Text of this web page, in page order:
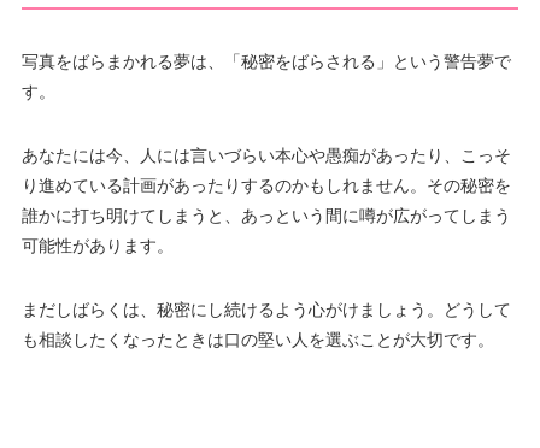
写真をばらまかれる夢は、「秘密をばらされる」という警告夢で
す。
あなたには今、人には言いづらい本心や愚痴があったり、こっそ
り進めている計画があったりするのかもしれません。その秘密を
誰かに打ち明けてしまうと、あっという間に噂が広がってしまう
可能性があります。
まだしばらくは、秘密にし続けるよう心がけましょう。どうして
も相談したくなったときは口の堅い人を選ぶことが大切です。